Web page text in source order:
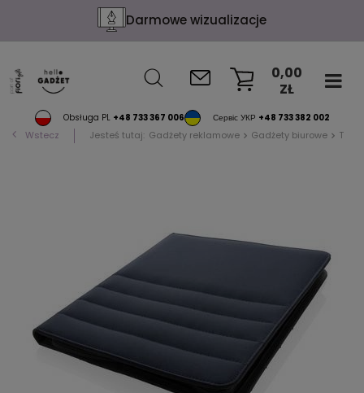
Darmowe wizualizacje
Obsługa PL +48 733 367 006 Сервіс УКР +48 733 382 002
0,00
ZŁ
Wstecz Jesteś tutaj: Gadżety reklamowe Gadżety biurowe